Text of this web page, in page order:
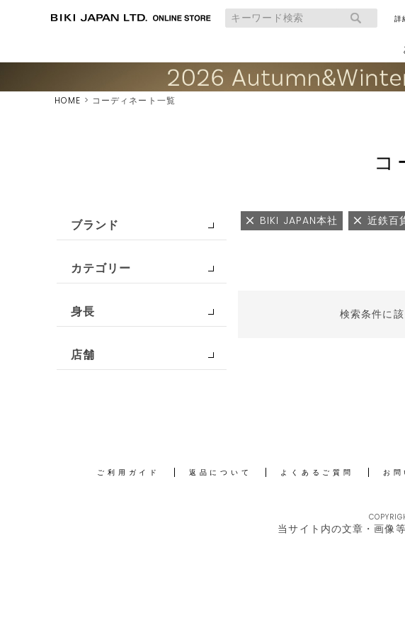
詳
HOME コーディネート一覧
コ
ブランド
カテゴリー
身長
店舗
BIKI JAPAN本社 近鉄百
検索条件に
ご利用ガイド 返品について よくあるご質問 お問
当サイト内の文章・画像